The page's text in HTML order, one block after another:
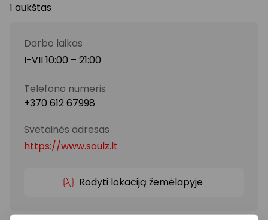
1 aukštas
Darbo laikas
I-VII 10:00 – 21:00
Telefono numeris
+370 612 67998
Svetainės adresas
https://www.soulz.lt
Rodyti lokaciją žemėlapyje